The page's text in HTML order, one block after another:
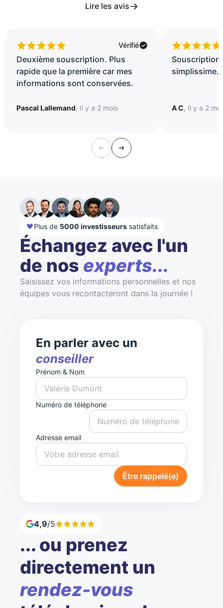
Lire les avis
Vérifié
Deuxième souscription. Plus
rapide que la première car mes
informations sont conservées.
Pascal Lallemand, Il y a 2 mois
Souscription
A C, Il y a 2
Plus de 5000 investisseurs satisfaits
Échangez avec l'un
de nos experts...
Saisissez vos informations personnelles et nos
équipes vous recontacteront dans la journée !
En parler avec un
conseiller
Prénom & Nom
Numéro de téléphone
Adresse email
Être rappelé(e)
4,9/5
... ou prenez
directement un
rendez-vous